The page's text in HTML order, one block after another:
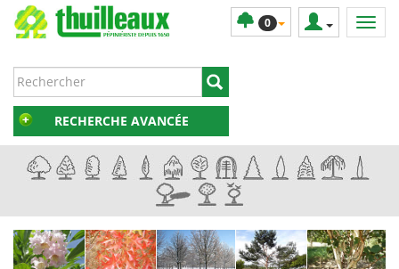
0
RECHERCHE AVANCÉE